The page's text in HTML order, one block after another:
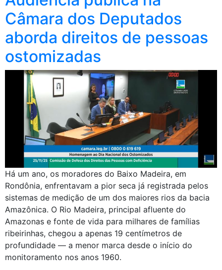
Câmara dos Deputados
aborda direitos de pessoas
ostomizadas
Há um ano, os moradores do Baixo Madeira, em
Rondônia, enfrentavam a pior seca já registrada pelos
sistemas de medição de um dos maiores rios da bacia
Amazônica. O Rio Madeira, principal afluente do
Amazonas e fonte de vida para milhares de famílias
ribeirinhas, chegou a apenas 19 centímetros de
profundidade — a menor marca desde o início do
monitoramento nos anos 1960.